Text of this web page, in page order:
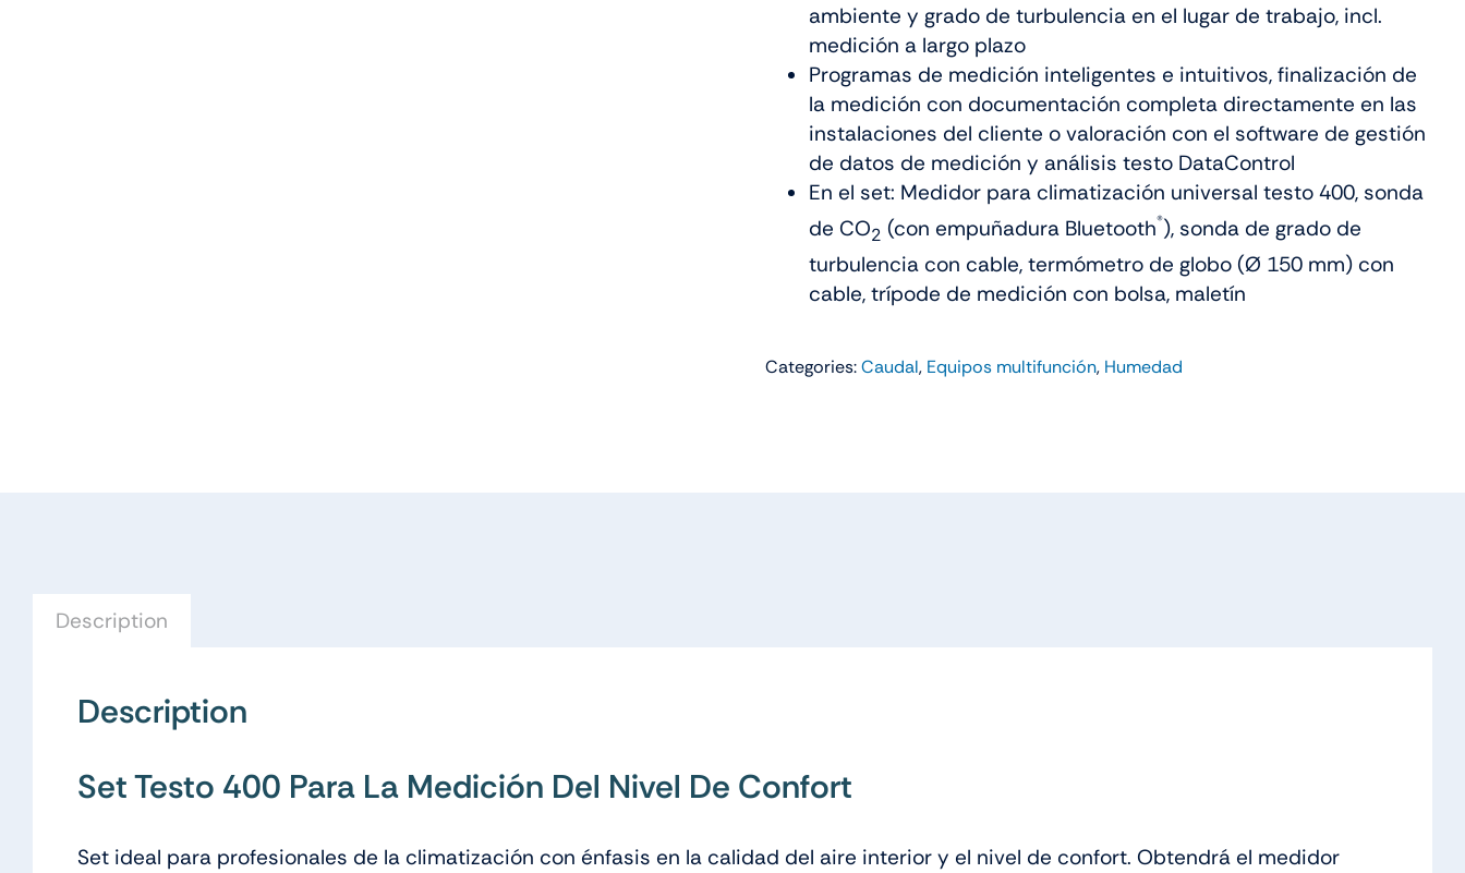
ambiente y grado de turbulencia en el lugar de trabajo, incl.
medición a largo plazo
Programas de medición inteligentes e intuitivos, finalización de
la medición con documentación completa directamente en las
instalaciones del cliente o valoración con el software de gestión
de datos de medición y análisis testo DataControl
En el set: Medidor para climatización universal testo 400, sonda
de CO2 (con empuñadura Bluetooth®), sonda de grado de
turbulencia con cable, termómetro de globo (Ø 150 mm) con
cable, trípode de medición con bolsa, maletín
Categories:Caudal, Equipos multifunción, Humedad
Description
Description
Set Testo 400 Para La Medición Del Nivel De Confort
Set ideal para profesionales de la climatización con énfasis en la calidad del aire interior y el nivel de confort. Obtendrá el medidor